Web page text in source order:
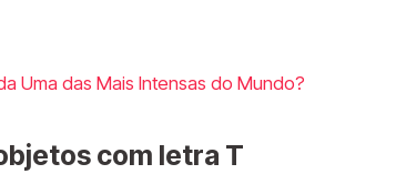
Uma das Mais Intensas do Mundo?
com letra T